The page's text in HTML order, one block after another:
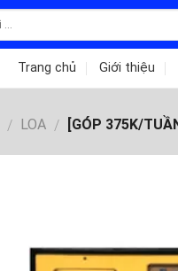
Trang chủ Giới thiệu
/ LOA / [GÓP 375K/